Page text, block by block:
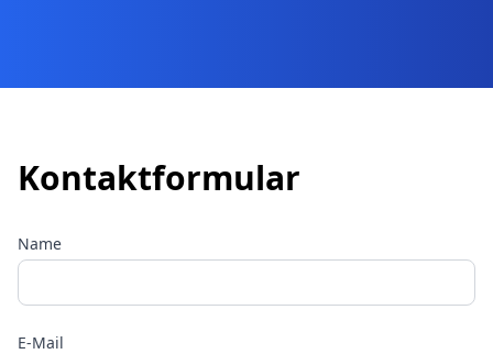
Kontaktformular
Name
E-Mail